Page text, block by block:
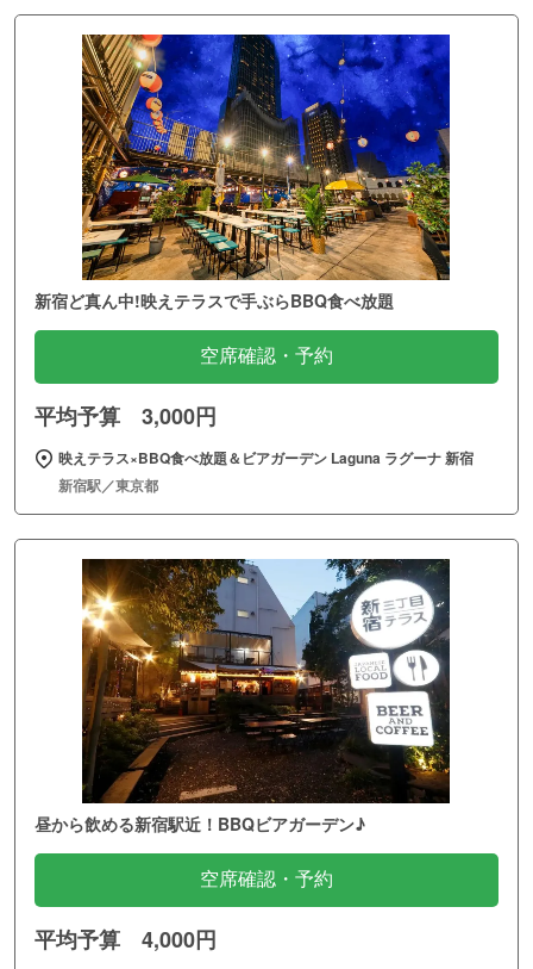
新宿ど真ん中!映えテラスで手ぶらBBQ食べ放題
空席確認・予約
平均予算 3,000円
映えテラス×BBQ食べ放題＆ビアガーデン Laguna ラグーナ 新宿
新宿駅／東京都
昼から飲める新宿駅近！BBQビアガーデン♪
空席確認・予約
平均予算 4,000円